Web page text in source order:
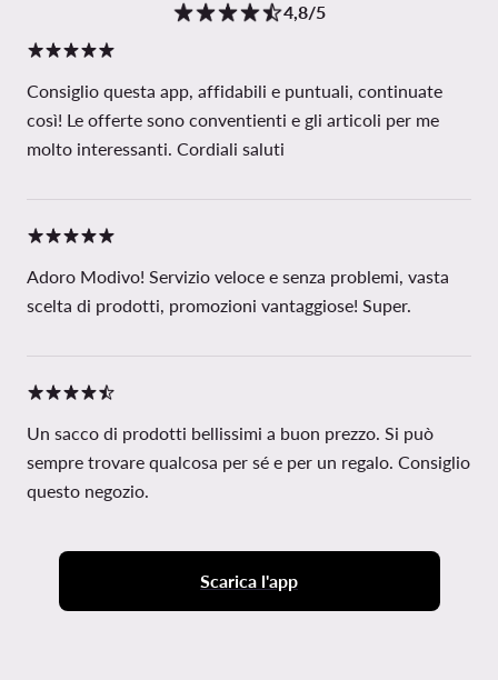
4,8/5
Consiglio questa app, affidabili e puntuali, continuate
così! Le offerte sono conventienti e gli articoli per me
molto interessanti. Cordiali saluti
Adoro Modivo! Servizio veloce e senza problemi, vasta
scelta di prodotti, promozioni vantaggiose! Super.
Un sacco di prodotti bellissimi a buon prezzo. Si può
sempre trovare qualcosa per sé e per un regalo. Consiglio
questo negozio.
Scarica l'app